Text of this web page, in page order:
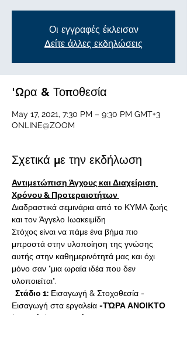
Οι εγγραφές έκλεισαν
Δείτε άλλες εκδηλώσεις
'Ωρα & Τοποθεσία
May 17, 2021, 7:30 PM – 9:30 PM GMT+3
ONLINE@ZOOM
Σχετικά με την εκδήλωση
Αντιμετώπιση Άγχους και Διαχείριση
Χρόνου & Προτεραιοτήτων
Διαδραστικά σεμινάρια από το ΚΥΜΑ ζωής
και τον Άγγελο Ιωακειμίδη
Στόχος είναι να πάμε ένα βήμα πιο
μπροστά στην υλοποίηση της γνώσης
αυτής στην καθημερινότητά μας και όχι
μόνο σαν "μια ωραία ιδέα που δεν
υλοποιείται".
Στάδιο 1: Εισαγωγή & Στοχοθεσία -
Εισαγωγή στα εργαλεία -ΤΏΡΑ ΑΝΟΙΚΤΟ
(δωρεάν) το 1ο στάδιο